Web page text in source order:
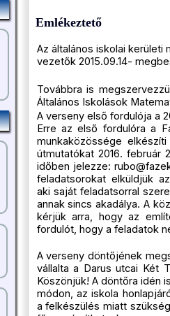
Emlékeztető
Az általános iskolai
vezetők 2015.09.14-
Továbbra is
Általános Iskolások
A verseny első fordulója a
Erre az első fordulóra a
munkaközössége
útmutatókat 2016. február
időben jelezze:
feladatsorokat elküldjük
aki saját feladatsorral
annak sincs akadálya. A
kérjük arra, hogy az
fordulót, hogy a feladatok
A verseny döntőjének
vállalta a Darus utcai Két
Köszönjük! A döntőra idén
módon, az iskola
a felkészülés miatt